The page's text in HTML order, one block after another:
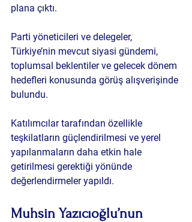
plana çıktı.
Parti yöneticileri ve delegeler,
Türkiye’nin mevcut siyasi gündemi,
toplumsal beklentiler ve gelecek dönem
hedefleri konusunda görüş alışverişinde
bulundu.
Katılımcılar tarafından özellikle
teşkilatların güçlendirilmesi ve yerel
yapılanmaların daha etkin hale
getirilmesi gerektiği yönünde
değerlendirmeler yapıldı.
Muhsin Yazıcıoğlu’nun